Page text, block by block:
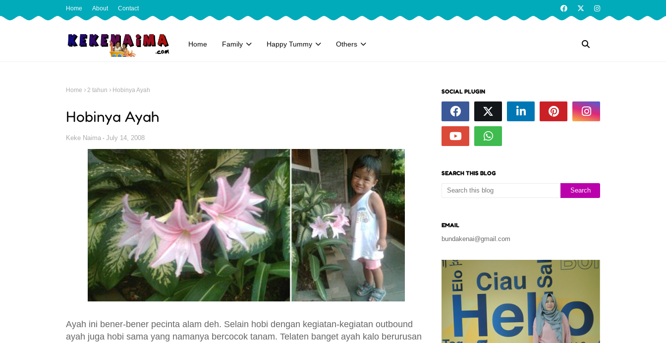
Home About Contact
Home Family Happy Tummy Others
Home 2 tahun Hobinya Ayah
Hobinya Ayah
Keke Naima July 14, 2008
Ayah ini bener-bener pecinta alam deh. Selain hobi dengan kegiatan-kegiatan outbound
ayah juga hobi sama yang namanya bercocok tanam. Telaten banget ayah kalo berurusan
SOCIAL PLUGIN
SEARCH THIS BLOG
EMAIL
bundakenai@gmail.com